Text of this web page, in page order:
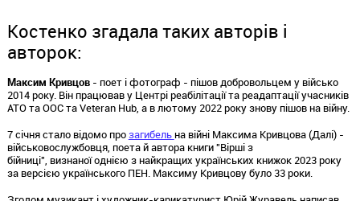
Костенко згадала таких авторів і
авторок:
Максим Кривцов- поет і фотограф - пішов добровольцем у військо
2014 року. Він працював у Центрі реабілітації та реадаптації учасників
АТО та ООС та Veteran Hub, а в лютому 2022 року знову пішов на війну.
7 січня стало відомо прозагибельна війні Максима Кривцова (Далі) -
військовослужбовця, поета й автора книги "Вірші з
бійниці", визнаної однією з найкращих українських книжок 2023 року
за версією українського ПЕН. Максиму Кривцову було 33 роки.